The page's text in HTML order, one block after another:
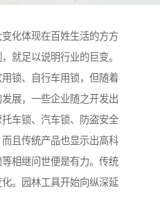
化体现在百姓生活的方方
就足以说明行业的巨变。
锁、自行车用锁，但随着
展，一些企业随之开发出
车锁、汽车锁、防盗安全
且传统产品也显示出高科
相继问世便是有力。传统
。园林工具开始向纵深延